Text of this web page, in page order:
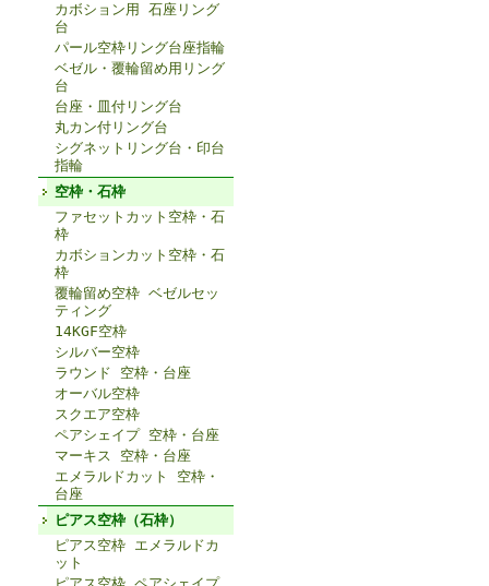
カボション用 石座リング
台
パール空枠リング台座指輪
ベゼル・覆輪留め用リング
台
台座・皿付リング台
丸カン付リング台
シグネットリング台・印台
指輪
空枠・石枠
ファセットカット空枠・石
枠
カボションカット空枠・石
枠
覆輪留め空枠 ベゼルセッ
ティング
14KGF空枠
シルバー空枠
ラウンド 空枠・台座
オーバル空枠
スクエア空枠
ペアシェイプ 空枠・台座
マーキス 空枠・台座
エメラルドカット 空枠・
台座
ピアス空枠（石枠）
ピアス空枠 エメラルドカ
ット